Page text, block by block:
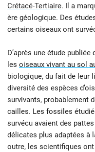
Crétacé-Tertiaire. Il a
ère géologique. Des
certains oiseaux ont
D’après une étude
les oiseaux vivant au sol
biologique, du fait de leur
diversité des espèces
survivants, probablement
cailles. Les fossiles
survécu avaient des
délicates plus adaptées à
outre, les scientifiques